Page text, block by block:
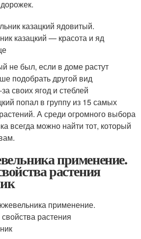
не был, если в доме растут
подобрать другой вид
своих ягод и стеблей
попал в группу из 15 самых
А среди огромного выбора
всегда можно найти тот, который
применение.
растения